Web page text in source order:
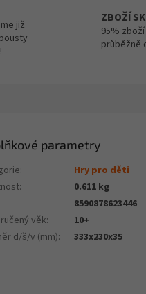
již
ZBOŽÍ
95%
průběžně
parametry
:
Hry pro děti
:
0.611 kg
8590878623446
věk:
10+
d/š/v (mm): 333x230x35